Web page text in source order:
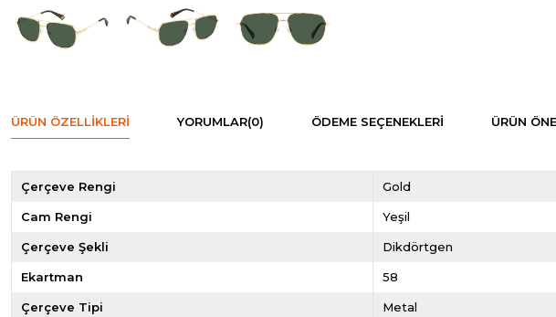
ÜRÜN ÖZELLIKLERI YORUMLAR(0) ÖDEME SEÇENEKLERI ÜRÜN
Çerçeve Rengi Gold
Cam Rengi Yeşil
Çerçeve Şekli Dikdörtgen
Ekartman 58
Çerçeve Tipi Metal